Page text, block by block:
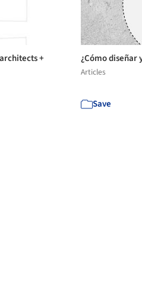
+
¿Cómo diseñar
Articles
Save